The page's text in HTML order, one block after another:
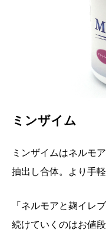
ミンザイム
ミンザイムはネルモ
抽出し合体。より手
「ネルモアと麹イレ
続けていくのはお値